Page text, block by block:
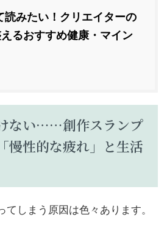
読みたい！クリエイターの
るおすすめ健康・マイン
ない……創作スランプ
慢性的な疲れ」と生活
しまう原因は色々あります。